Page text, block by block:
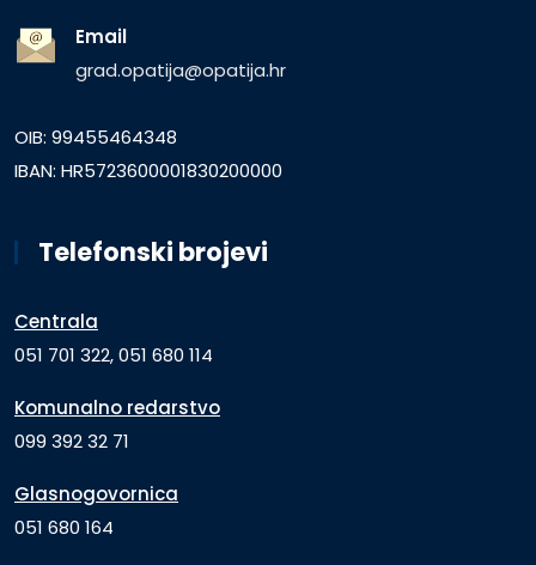
Email
grad.opatija@opatija.hr
OIB: 99455464348
IBAN: HR5723600001830200000
Telefonski brojevi
Centrala
051 701 322, 051 680 114
Komunalno redarstvo
099 392 32 71
Glasnogovornica
051 680 164